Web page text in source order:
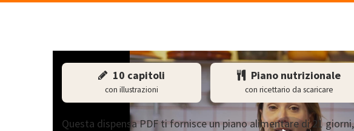
10 capitoli
con illustrazioni
Piano nutrizionale
con ricettario da scaricare
Questa dispensa PDF ti fornisce un piano alimentare di 21